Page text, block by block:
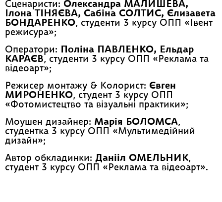
Сценаристи: Олександра МАЛИШЕВА,
Ілона ТІНЯЄВА, Сабіна СОЛТИС, Єлизавета
БОНДАРЕНКО, студенти 3 курсу ОПП «Івент
режисура»;
Оператори:
Поліна ПАВЛЕНКО, Ельдар
КАРАЄВ, студенти 3 курсу ОПП «Реклама та
відеоарт»;
Режисер монтажу & Колорист: Євген
МИРОНЕНКО, студент 3 курсу ОПП
«Фотомистецтво та візуальні практики»;
Моушен дизайнер: Марія БОЛОМСА,
студентка 3 курсу ОПП «Мультимедійний
дизайн»;
Автор обкладинки: Данііл ОМЕЛЬНИК,
студент 3 курсу ОПП «Реклама та відеоарт».